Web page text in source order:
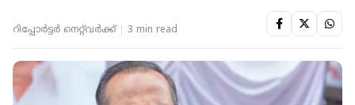
റിപ്പോർട്ടർ നെറ്റ്‌വര്‍ക്ക്‌ 3 min read